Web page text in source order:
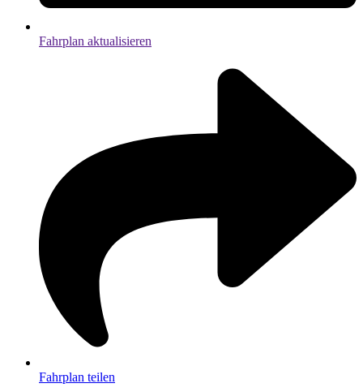
Fahrplan aktualisieren
Fahrplan teilen